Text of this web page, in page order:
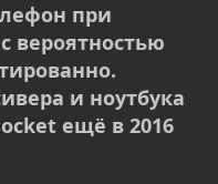
при
вероятностью
и ноутбука
ещё в 2016